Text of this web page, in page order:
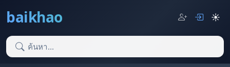
baikhao ☀️